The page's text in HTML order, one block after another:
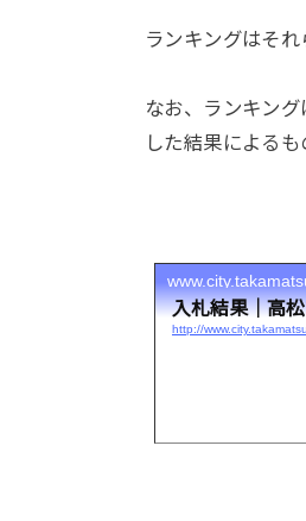
ランキングはそれ
なお、ランキン
した結果によるも
入札結果｜高
http://